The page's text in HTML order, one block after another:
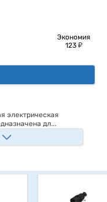
Экономия
123 у
электрическая
дл...